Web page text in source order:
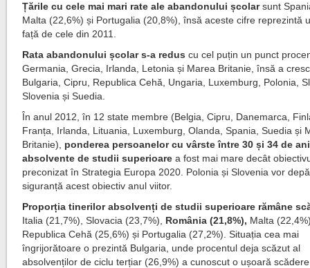
Țările cu cele mai mari rate ale abandonului școlarsunt
Malta (22,6%) și Portugalia (20,8%), însă aceste cifre reprezintă
față de cele din 2011.
Rata abandonului școlar s-a redus cu cel puțin un punct
Germania, Grecia, Irlanda, Letonia și Marea Britanie, însă a
Bulgaria, Cipru, Republica Cehă, Ungaria, Luxemburg, Polonia,
Slovenia și Suedia.
În anul 2012, în 12 state membre (Belgia, Cipru, Danemarca,
Franța, Irlanda, Lituania, Luxemburg, Olanda, Spania, Suedia și
Britanie), ponderea persoanelor cu vârste între 30 și 34 de ani
absolvente de studii superioare a fost mai mare decât
preconizat în Strategia Europa 2020. Polonia și Slovenia vor
siguranță acest obiectiv anul viitor.
Proporția tinerilor absolvenți de studii superioare rămâne
Italia (21,7%), Slovacia (23,7%), România (21,8%), Malta
Republica Cehă (25,6%) și Portugalia (27,2%). Situația cea mai
îngrijorătoare o prezintă Bulgaria, unde procentul deja scăzut al
absolvenților de ciclu terțiar (26,9%) a cunoscut o ușoară